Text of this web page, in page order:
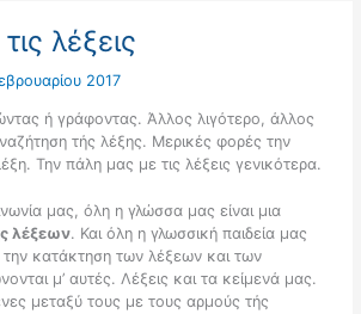
λέξεις
2017
ή γράφοντας. Άλλος λιγότερο, άλλος
τής λέξης. Μερικές φορές την
Την πάλη μας με τις λέξεις γενικότερα.
μας, όλη η γλώσσα μας είναι μια
λέξεων. Και όλη η γλωσσική παιδεία μας
την κατάκτηση των λέξεων και των
μ’ αυτές. Λέξεις και τα κείμενά μας.
μεταξύ τους με τους αρμούς τής